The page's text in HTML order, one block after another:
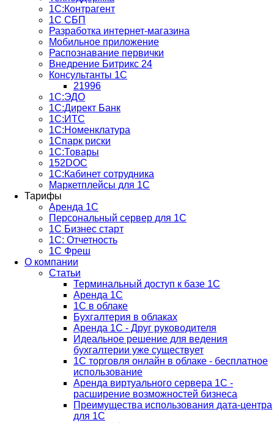
1С:Контрагент
1С СБП
Разработка интернет-магазина
Мобильное приложение
Распознавание первички
Внедрение Битрикс 24
Консультанты 1С
21996
1С:ЭДО
1С:Директ Банк
1С:ИТС
1С:Номенклатура
1Спарк риски
1С:Товары
152DOC
1С:Кабинет сотрудника
Маркетплейсы для 1С
Тарифы
Аренда 1С
Персональный сервер для 1С
1С Бизнес старт
1С: Отчетность
1C Фреш
О компании
Статьи
Терминальный доступ к базе 1С
Аренда 1С
1С в облаке
Бухгалтерия в облаках
Аренда 1С - Друг руководителя
Идеальное решение для ведения
бухгалтерии уже существует
1С торговля онлайн в облаке - бесплатное
использование
Аренда виртуального сервера 1С -
расширение возможностей бизнеса
Преимущества использования дата-центра
для 1С